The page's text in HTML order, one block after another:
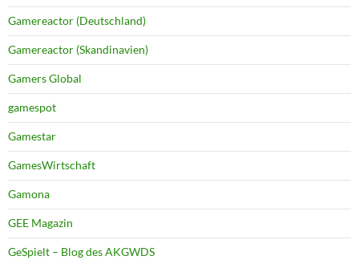
Gamereactor (Deutschland)
Gamereactor (Skandinavien)
Gamers Global
gamespot
Gamestar
GamesWirtschaft
Gamona
GEE Magazin
GeSpielt – Blog des AKGWDS